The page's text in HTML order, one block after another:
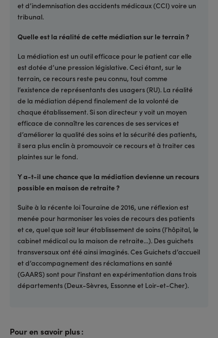
et d’indemnisation des accidents médicaux (CCI) voire un
tribunal.
Quelle est la réalité de cette médiation sur le terrain ?
La médiation est un outil efficace pour le patient car elle
est dotée d’une pression législative. Ceci étant, sur le
terrain, ce recours reste peu connu, tout comme
l’existence de représentants des usagers (RU). La réalité
de la médiation dépend finalement de la volonté de
chaque établissement. Si son directeur y voit un moyen
efficace de connaître les carences de ses services et
d’améliorer la qualité des soins et la sécurité des patients,
il sera plus enclin à promouvoir ce recours et à traiter ces
plaintes sur le fond.
Y a-t-il une chance que la médiation devienne un recours
possible en maison de retraite ?
Suite à la récente loi Touraine de 2016, une réflexion est
menée pour harmoniser les voies de recours des patients
et ce, quel que soit leur établissement de soins (l’hôpital, le
cabinet médical ou la maison de retraite…). Des guichets
transversaux ont été ainsi imaginés. Ces Guichets d’accueil
et d’accompagnement des réclamations en santé
(GAARS) sont pour l'instant en expérimentation dans trois
départements (Deux-Sèvres, Essonne et Loir-et-Cher).
Pour en savoir plus :